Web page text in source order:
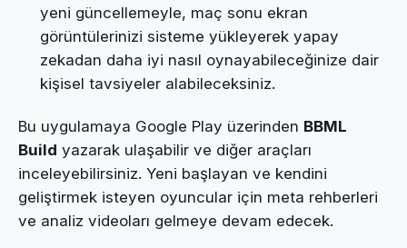
yeni güncellemeyle, maç sonu ekran
görüntülerinizi sisteme yükleyerek yapay
zekadan daha iyi nasıl oynayabileceğinize dair
kişisel tavsiyeler alabileceksiniz.
Bu uygulamaya Google Play üzerinden BBML
Build yazarak ulaşabilir ve diğer araçları
inceleyebilirsiniz. Yeni başlayan ve kendini
geliştirmek isteyen oyuncular için meta rehberleri
ve analiz videoları gelmeye devam edecek.